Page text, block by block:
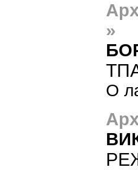
»
О